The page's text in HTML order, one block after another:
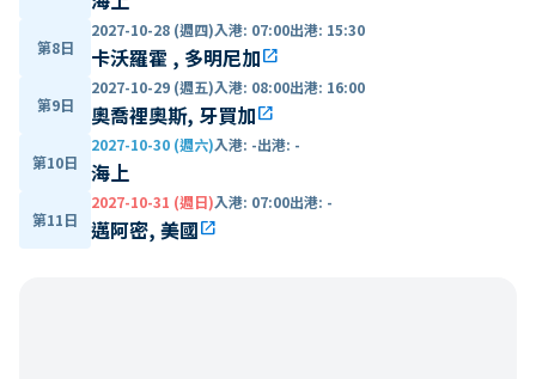
第8日
2027-10-28 (週四)入港: 07:00出港: 15:30
卡沃羅霍 , 多明尼加open_in_new
第9日
2027-10-29 (週五)入港: 08:00出港: 16:00
奧喬裡奧斯, 牙買加open_in_new
第10日
2027-10-30 (週六)入港: -出港: -
海上
第11日
2027-10-31 (週日)入港: 07:00出港: -
邁阿密, 美國open_in_new